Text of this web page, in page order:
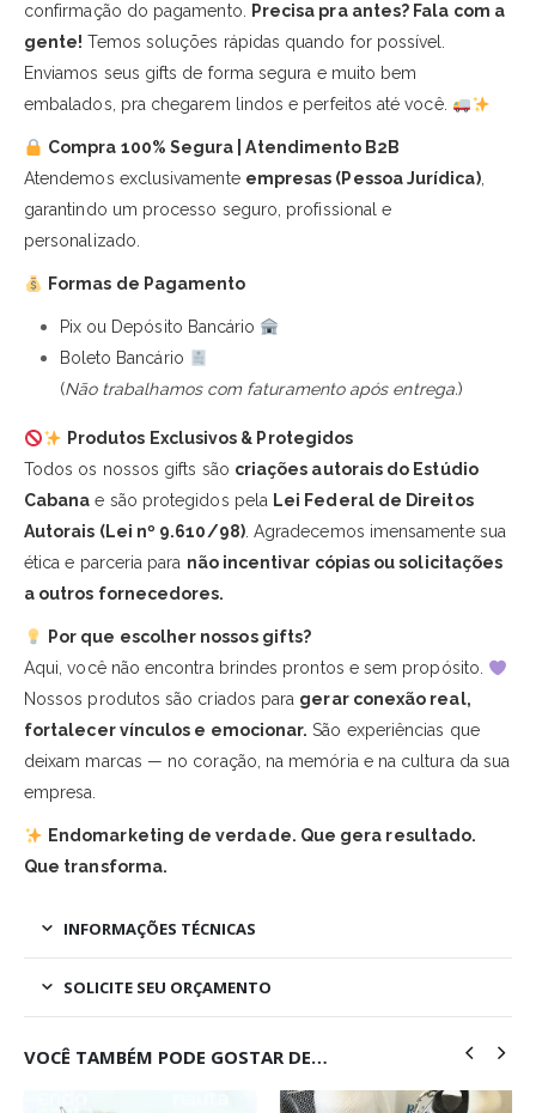
confirmação do pagamento. Precisa pra antes? Fala com a
gente! Temos soluções rápidas quando for possível.
Enviamos seus gifts de forma segura e muito bem
embalados, pra chegarem lindos e perfeitos até você.
Compra 100% Segura | Atendimento B2B
Atendemos exclusivamente empresas (Pessoa Jurídica),
garantindo um processo seguro, profissional e
personalizado.
Formas de Pagamento
Pix ou Depósito Bancário
Boleto Bancário
(Não trabalhamos com faturamento após entrega.)
Produtos Exclusivos & Protegidos
Todos os nossos gifts são criações autorais do Estúdio
Cabana e são protegidos pela Lei Federal de Direitos
Autorais (Lei nº 9.610/98). Agradecemos imensamente sua
ética e parceria para não incentivar cópias ou solicitações
a outros fornecedores.
Por que escolher nossos gifts?
Aqui, você não encontra brindes prontos e sem propósito.
Nossos produtos são criados para gerar conexão real,
fortalecer vínculos e emocionar. São experiências que
deixam marcas — no coração, na memória e na cultura da sua
empresa.
Endomarketing de verdade. Que gera resultado.
Que transforma.
INFORMAÇÕES TÉCNICAS
SOLICITE SEU ORÇAMENTO
VOCÊ TAMBÉM PODE GOSTAR DE…